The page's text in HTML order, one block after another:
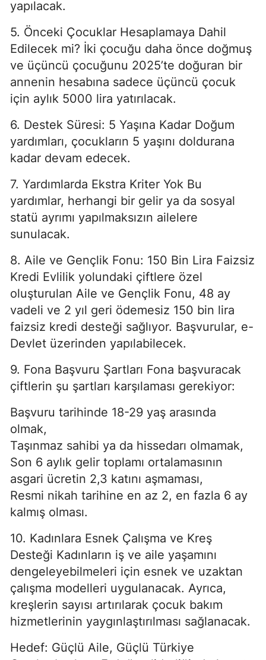
yapılacak.
5. Önceki Çocuklar Hesaplamaya Dahil
Edilecek mi? İki çocuğu daha önce doğmuş
ve üçüncü çocuğunu 2025’te doğuran bir
annenin hesabına sadece üçüncü çocuk
için aylık 5000 lira yatırılacak.
6. Destek Süresi: 5 Yaşına Kadar Doğum
yardımları, çocukların 5 yaşını doldurana
kadar devam edecek.
7. Yardımlarda Ekstra Kriter Yok Bu
yardımlar, herhangi bir gelir ya da sosyal
statü ayrımı yapılmaksızın ailelere
sunulacak.
8. Aile ve Gençlik Fonu: 150 Bin Lira Faizsiz
Kredi Evlilik yolundaki çiftlere özel
oluşturulan Aile ve Gençlik Fonu, 48 ay
vadeli ve 2 yıl geri ödemesiz 150 bin lira
faizsiz kredi desteği sağlıyor. Başvurular, e-
Devlet üzerinden yapılabilecek.
9. Fona Başvuru Şartları Fona başvuracak
çiftlerin şu şartları karşılaması gerekiyor:
Başvuru tarihinde 18-29 yaş arasında
olmak,
Taşınmaz sahibi ya da hissedarı olmamak,
Son 6 aylık gelir toplamı ortalamasının
asgari ücretin 2,3 katını aşmaması,
Resmi nikah tarihine en az 2, en fazla 6 ay
kalmış olması.
10. Kadınlara Esnek Çalışma ve Kreş
Desteği Kadınların iş ve aile yaşamını
dengeleyebilmeleri için esnek ve uzaktan
çalışma modelleri uygulanacak. Ayrıca,
kreşlerin sayısı artırılarak çocuk bakım
hizmetlerinin yaygınlaştırılması sağlanacak.
Hedef: Güçlü Aile, Güçlü Türkiye